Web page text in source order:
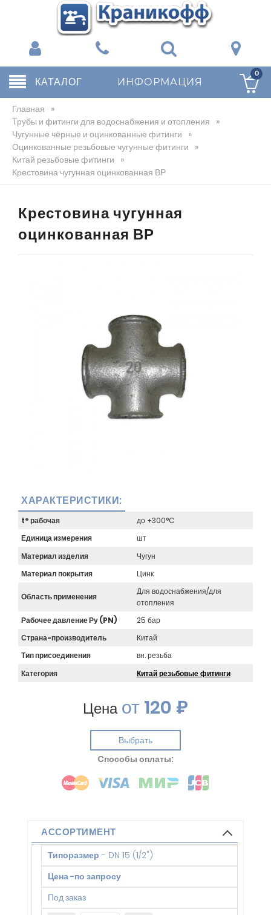
КАТАЛОГ ИНФОРМАЦИЯ
0
Главная »
Трубы и фитинги для водоснабжения и отопления »
Чугунные чёрные и оцинкованные фитинги »
Оцинкованные резьбовые чугунные фитинги »
Китай резьбовые фитинги »
Крестовина чугунная оцинкованная ВР
Крестовина чугунная
оцинкованная ВР
ХАРАКТЕРИСТИКИ:
t° рабочая
до +300°C
Единица измерения
шт
Материал изделия
Чугун
Материал покрытия
Цинк
Область применения
Для водоснабжения/для
отопления
Рабочее давление Ру (PN)
25 бар
Страна-производитель
Китай
Тип присоединения
вн. резьба
Категория
Китай резьбовые фитинги
Ценаот120 ₽
Выбрать
Cпособы оплаты:
АССОРТИМЕНТ
Типоразмер - DN 15 (1/2")
Цена-по запросу
Под заказ